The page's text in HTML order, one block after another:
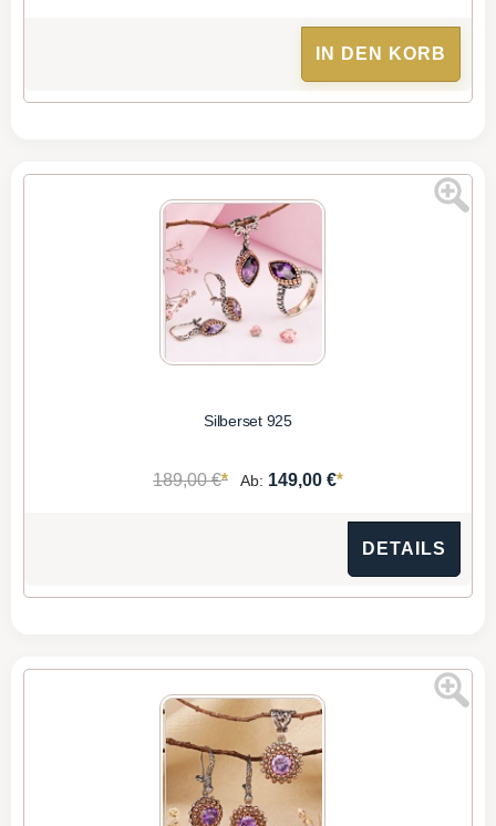
IN DEN KORB
Silberset 925
189,00 €* Ab: 149,00 €*
DETAILS